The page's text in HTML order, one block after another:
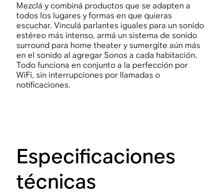
Mezclá y combiná productos que se adapten a
todos los lugares y formas en que quieras
escuchar. Vinculá parlantes iguales para un sonido
estéreo más intenso, armá un sistema de sonido
surround para home theater y sumergite aún más
en el sonido al agregar Sonos a cada habitación.
Todo funciona en conjunto a la perfección por
WiFi, sin interrupciones por llamadas o
notificaciones.
Especificaciones
técnicas